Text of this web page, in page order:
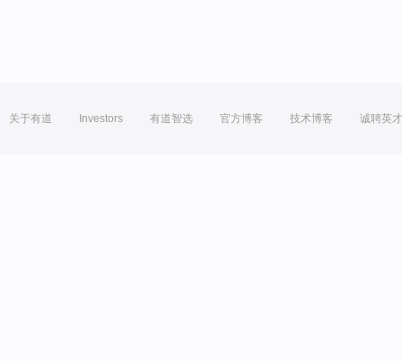
关于有道 Investors 有道智选 官方博客 技术博客 诚聘英才